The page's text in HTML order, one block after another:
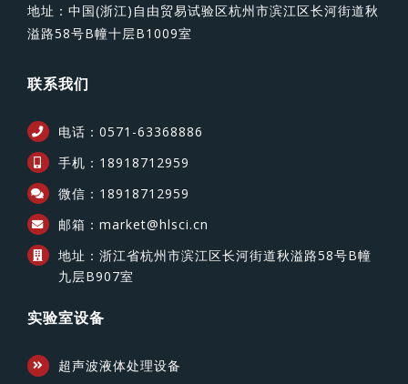
地址：中国(浙江)自由贸易试验区杭州市滨江区长河街道秋
溢路58号B幢十层B1009室
联系我们
电话：0571-63368886
手机：18918712959
微信：18918712959
邮箱：market@hlsci.cn
地址：浙江省杭州市滨江区长河街道秋溢路58号B幢
九层B907室
实验室设备
超声波液体处理设备